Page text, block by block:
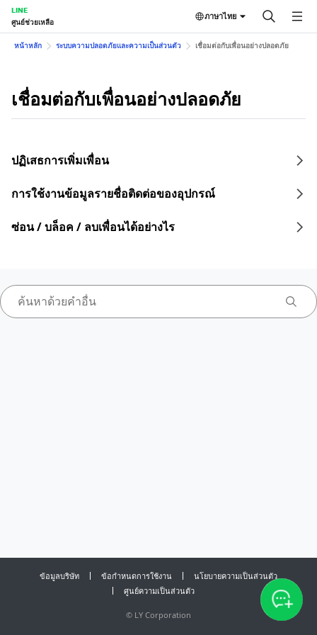
LINE
ศูนย์ช่วยเหลือ
ภาษาไทย
หน้าหลัก ระบบความปลอดภัยและความเป็นส่วนตัว เชื่อมต่อกับเพื่อนอย่างปลอดภัย
เชื่อมต่อกับเพื่อนอย่างปลอดภัย
ปฏิเสธการเพิ่มเพื่อน
การใช้งานข้อมูลรายชื่อติดต่อของอุปกรณ์
ซ่อน / บล็อค / ลบเพื่อนได้อย่างไร
ข้อมูลบริษัท ข้อกำหนดการใช้งาน
นโยบายความเป็นส่วนตัว
ศูนย์ความเป็นส่วนตัว
© LY Corporation